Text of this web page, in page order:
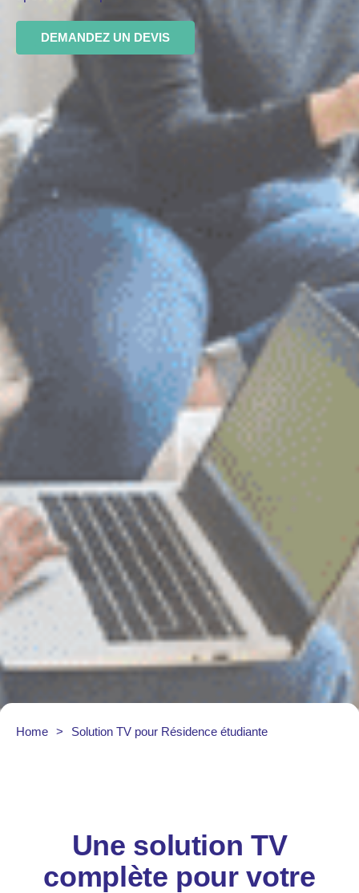
DEMANDEZ UN DEVIS
Home > Solution TV pour Résidence étudiante
Une solution TV
complète pour votre